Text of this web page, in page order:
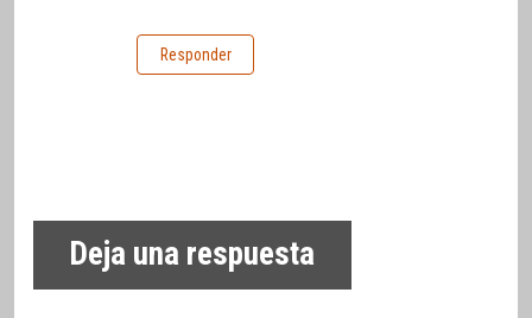
Responder
Deja una respuesta